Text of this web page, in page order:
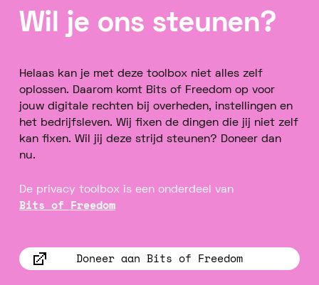
Wil je ons steunen?
Helaas kan je met deze toolbox niet alles zelf
oplossen. Daarom komt Bits of Freedom op voor
jouw digitale rechten bij overheden, instellingen en
het bedrijfsleven. Wij fixen de dingen die jij niet zelf
kan fixen. Wil jij deze strijd steunen? Doneer dan
nu.
De privacy toolbox is een onderdeel van
Bits of Freedom
Doneer aan Bits of Freedom